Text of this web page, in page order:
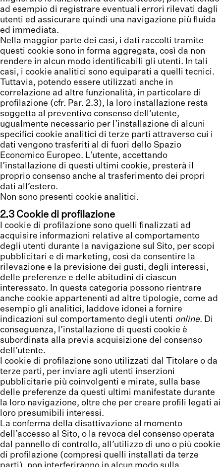
ad esempio di registrare eventuali errori rilevati dagli
utenti ed assicurare quindi una navigazione più fluida
ed immediata.
Nella maggior parte dei casi, i dati raccolti tramite
questi cookie sono in forma aggregata, così da non
rendere in alcun modo identificabili gli utenti. In tali
casi, i cookie analitici sono equiparati a quelli tecnici.
Tuttavia, potendo essere utilizzati anche in
correlazione ad altre funzionalità, in particolare di
profilazione (cfr. Par. 2.3), la loro installazione resta
soggetta al preventivo consenso dell’utente,
ugualmente necessario per l’installazione di alcuni
specifici cookie analitici di terze parti attraverso cui i
dati vengono trasferiti al di fuori dello Spazio
Economico Europeo. L’utente, accettando
l’installazione di questi ultimi cookie, presterà il
proprio consenso anche al trasferimento dei propri
dati all’estero.
Non sono presenti cookie analitici.
2.3 Cookie di profilazione
I cookie di profilazione sono quelli finalizzati ad
acquisire informazioni relative al comportamento
degli utenti durante la navigazione sul Sito, per scopi
pubblicitari e di marketing, così da consentire la
rilevazione e la previsione dei gusti, degli interessi,
delle preferenze e delle abitudini di ciascun
interessato. In questa categoria possono rientrare
anche cookie appartenenti ad altre tipologie, come ad
esempio gli analitici, laddove idonei a fornire
indicazioni sul comportamento degli utenti online. Di
conseguenza, l’installazione di questi cookie è
subordinata alla previa acquisizione del consenso
dell’utente.
I cookie di profilazione sono utilizzati dal Titolare o da
terze parti, per inviare agli utenti inserzioni
pubblicitarie più coinvolgenti e mirate, sulla base
delle preferenze da questi ultimi manifestate durante
la loro navigazione, oltre che per creare profili legati ai
loro presumibili interessi.
La conferma della disattivazione al momento
dell’accesso al Sito, o la revoca del consenso operata
dal pannello di controllo, all’utilizzo di uno o più cookie
di profilazione (compresi quelli installati da terze